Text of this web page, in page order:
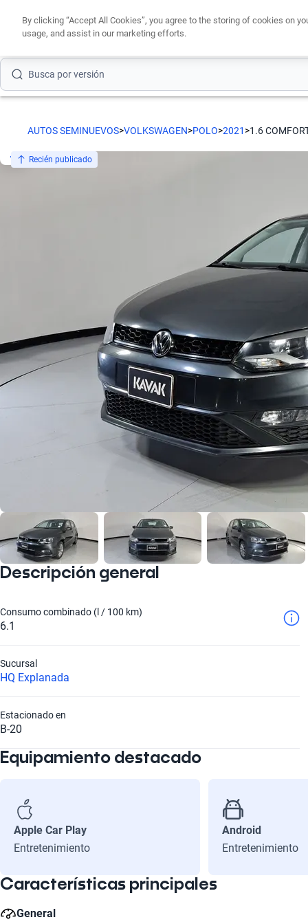
Busca por año
Busca por modelo
Busca por versión
AUTOS SEMINUEVOS>VOLKSWAGEN>POLO>2021 >1.6
Recién publicado
Descripción general
6.1
Consumo combinado (l / 100 km)
HQ Explanada
Sucursal
B-20
Estacionado en
Equipamiento destacado
Apple Car Play
Entretenimiento
Android
Entretenimiento
Características principales
General
By clicking “Accept All Cookies”, you agree to the storing of cookies on
usage, and assist in our marketing efforts.